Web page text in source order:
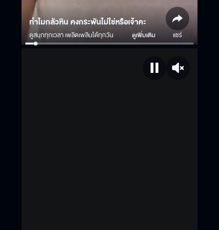
ทำไมกลัวหิน คงกระพันไม่ใช่หรือเจ้าคะ
ดูสนุกทุกเวลา เพลิดเพลินได้ทุกวัน ดูเพิ่มเติม แชร์